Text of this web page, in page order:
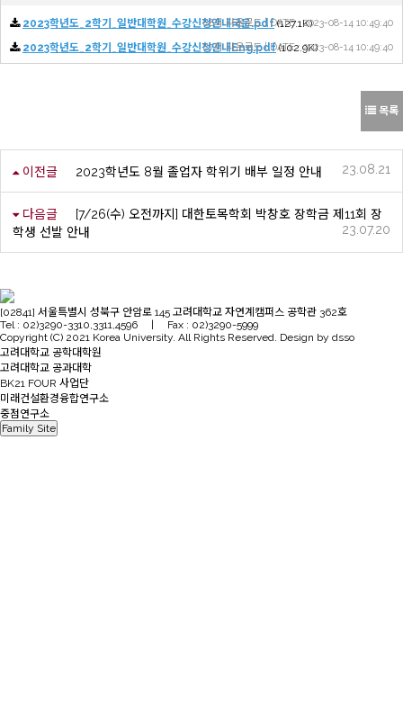
2023학년도_2학기_일반대학원_수강신청안내국문.pdf(127.1K)
88회 다운로드 | DATE : 2023-08-14 10:49:40
2023학년도_2학기_일반대학원_수강신청안내Eng.pdf(102.9K)
87회 다운로드 | DATE : 2023-08-14 10:49:40
목록
이전글 2023학년도 8월 졸업자 학위기 배부 일정 안내 23.08.21
다음글
[7/26(수) 오전까지] 대한토목학회 박창호 장학금 제11회 장
학생 선발 안내
23.07.20
[02841] 서울특별시 성북구 안암로 145 고려대학교 자연계캠퍼스 공학관 362호
Tel : 02)3290-3310,3311,4596 | Fax : 02)3290-5999
Copyright (C) 2021 Korea University. All Rights Reserved. Design by dsso
고려대학교 공학대학원
고려대학교 공과대학
BK21 FOUR 사업단
미래건설환경융합연구소
중점연구소
Family Site